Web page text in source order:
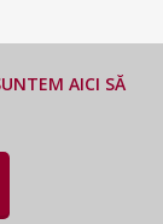
AICI SĂ